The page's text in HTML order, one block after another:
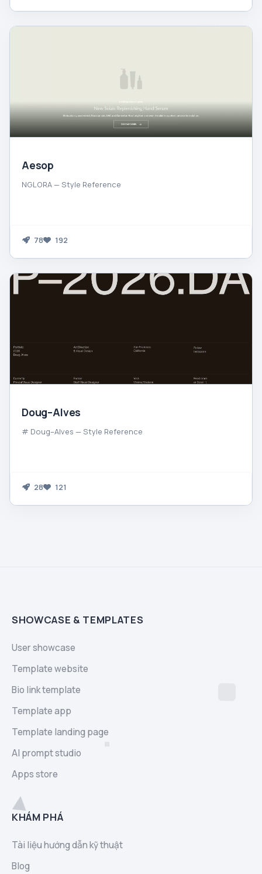
Aesop
NGLORA — Style Reference
78 192
Doug–Alves
# Doug–Alves — Style Reference
28 121
SHOWCASE & TEMPLATES
User showcase
Template website
Bio link template
Template app
Template landing page
AI prompt studio
Apps store
KHÁM PHÁ
Tài liệu hướng dẫn kỹ thuật
Blog